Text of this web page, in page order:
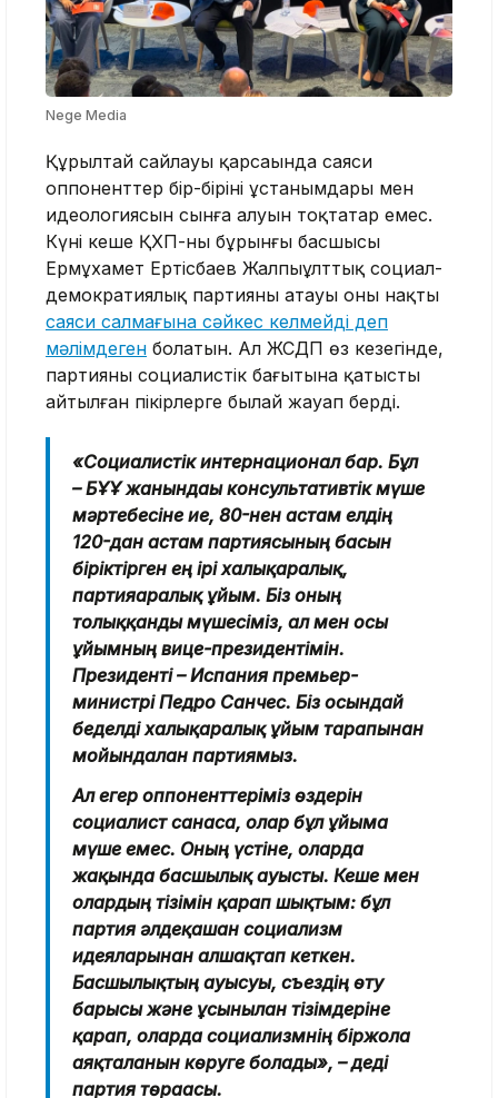
Nege Media
Құрылтай сайлауы қарсаңында саяси
оппоненттер бір-бірінің ұстанымдары мен
идеологиясын сынға алуын тоқтатар емес.
Күні кеше ҚХП-ның бұрынғы басшысы
Ермұхамет Ертісбаев Жалпыұлттық социал-
демократиялық партияның атауы оның нақты
саяси салмағына сәйкес келмейді деп
мәлімдеген болатын. Ал ЖСДП өз кезегінде,
партияның социалистік бағытына қатысты
айтылған пікірлерге былай жауап берді.
«Социалистік интернационал бар. Бұл
– БҰҰ жанындағы консультативтік мүше
мәртебесіне ие, 80-нен астам елдің
120-дан астам партиясының басын
біріктірген ең ірі халықаралық,
партияаралық ұйым. Біз оның
толыққанды мүшесіміз, ал мен осы
ұйымның вице-президентімін.
Президенті – Испания премьер-
министрі Педро Санчес. Біз осындай
беделді халықаралық ұйым тарапынан
мойындалған партиямыз.
Ал егер оппоненттеріміз өздерін
социалист санаса, олар бұл ұйымға
мүше емес. Оның үстіне, оларда
жақында басшылық ауысты. Кеше мен
олардың тізімін қарап шықтым: бұл
партия әлдеқашан социализм
идеяларынан алшақтап кеткен.
Басшылықтың ауысуы, съездің өту
барысы және ұсынылған тізімдеріне
қарап, оларда социализмнің біржола
аяқталғанын көруге болады», – деді
партия төрағасы.